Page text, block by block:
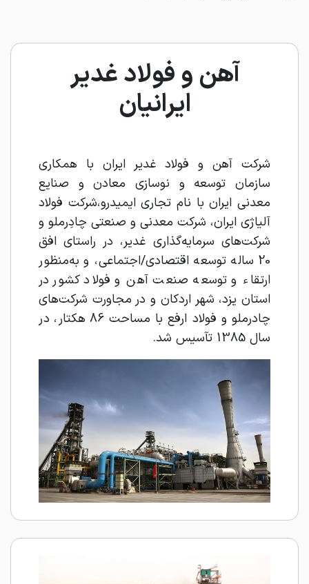
آهن و فولاد غدیر
ایرانیان
شرکت آهن و فولاد غدیر ایران با همکاری
سازمان توسعه و نوسازی معادن و صنایع
معدنی ایران با نام تجاری ایمیدرو،شرکت فولاد
آلیاژی ایران، شرکت معدنی و صنعتی چادِرملو و
شرکت‌های سرمایه‌گذاری غدیر، در راستای افق
20 ساله توسعه اقتصادی/اجتماعی، و به‌منظور
ارتقاء و توسعه صنعت آهن و فولاد کشور در
استان یزد، شهر اردکان و در مجاورت شرکت‌های
چادرملو و فولاد ارفع با مساحت 86 هکتار، در
سال 1385 تآسیس شد.